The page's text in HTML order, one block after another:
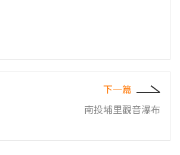
下一篇
南投埔里觀音瀑布